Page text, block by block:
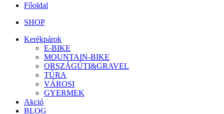
Főoldal
SHOP
Kerékpárok
E-BIKE
MOUNTAIN-BIKE
ORSZÁGÚTI&GRAVEL
TÚRA
VÁROSI
GYERMEK
Akció
BLOG